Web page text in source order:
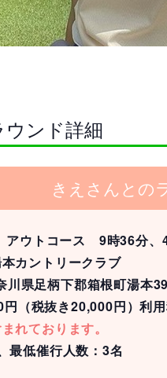
ンド詳細
きえさんとの
アウトコース 9時36分、
カントリークラブ
川県足柄下郡箱根町湯本
（税抜き20,000円）利用
れております。
最低催行人数：3名